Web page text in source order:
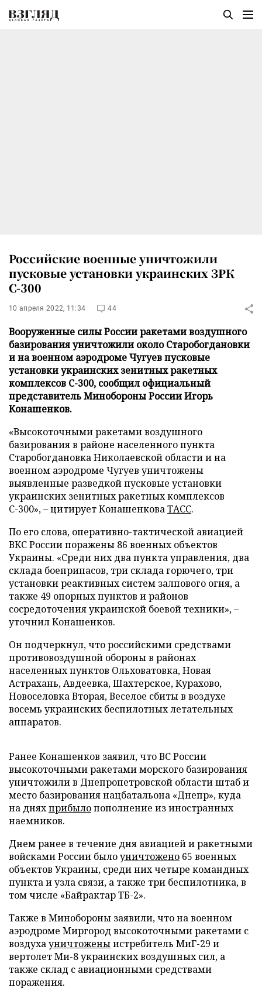
Российские военные уничтожили
пусковые установки украинских ЗРК
С-300
10 апреля 2022, 11:34 44
Вооруженные силы России ракетами воздушного
базирования уничтожили около Старобогдановки
и на военном аэродроме Чугуев пусковые
установки украинских зенитных ракетных
комплексов С-300, сообщил официальный
представитель Минобороны России Игорь
Конашенков.
«Высокоточными ракетами воздушного
базирования в районе населенного пункта
Старобогдановка Николаевской области и на
военном аэродроме Чугуев уничтожены
выявленные разведкой пусковые установки
украинских зенитных ракетных комплексов
С-300», – цитирует КонашенковаТАСС.
По его слова, оперативно-тактической авиацией
ВКС России поражены 86 военных объектов
Украины. «Среди них два пункта управления, два
склада боеприпасов, три склада горючего, три
установки реактивных систем залпового огня, а
также 49 опорных пунктов и районов
сосредоточения украинской боевой техники», –
уточнил Конашенков.
Он подчеркнул, что российскими средствами
противовоздушной обороны в районах
населенных пунктов Ольховатовка, Новая
Астрахань, Авдеевка, Шахтерское, Курахово,
Новоселовка Вторая, Веселое сбиты в воздухе
восемь украинских беспилотных летательных
аппаратов.
Ранее Конашенков заявил, что ВС России
высокоточными ракетами морского базирования
уничтожили в Днепропетровской области штаб и
место базирования нацбатальона «Днепр», куда
на дняхприбылопополнение из иностранных
наемников.
Днем ранее в течение дня авиацией и ракетными
войсками России былоуничтожено 65 военных
объектов Украины, среди них четыре командных
пункта и узла связи, а также три беспилотника, в
том числе «Байрактар ТБ-2».
Также в Минобороны заявили, что на военном
аэродроме Миргород высокоточными ракетами с
воздухауничтоженыистребитель МиГ-29 и
вертолет Ми-8 украинских воздушных сил, а
также склад с авиационными средствами
поражения.